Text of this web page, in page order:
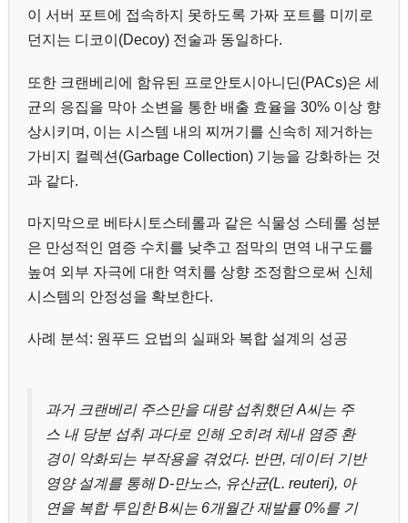
이 서버 포트에 접속하지 못하도록 가짜 포트를 미끼로
던지는 디코이(Decoy) 전술과 동일하다.
또한 크랜베리에 함유된 프로안토시아니딘(PACs)은 세
균의 응집을 막아 소변을 통한 배출 효율을 30% 이상 향
상시키며, 이는 시스템 내의 찌꺼기를 신속히 제거하는
가비지 컬렉션(Garbage Collection) 기능을 강화하는 것
과 같다.
마지막으로 베타시토스테롤과 같은 식물성 스테롤 성분
은 만성적인 염증 수치를 낮추고 점막의 면역 내구도를
높여 외부 자극에 대한 역치를 상향 조정함으로써 신체
시스템의 안정성을 확보한다.
사례 분석: 원푸드 요법의 실패와 복합 설계의 성공
과거 크랜베리 주스만을 대량 섭취했던 A씨는 주
스 내 당분 섭취 과다로 인해 오히려 체내 염증 환
경이 악화되는 부작용을 겪었다. 반면, 데이터 기반
영양 설계를 통해 D-만노스, 유산균(L. reuteri), 아
연을 복합 투입한 B씨는 6개월간 재발률 0%를 기